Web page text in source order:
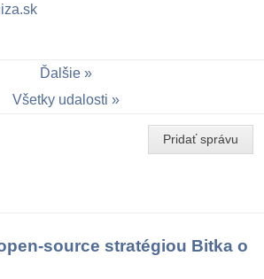
Ďalšie
Všetky udalosti
Pridať správu
source stratégiou Bitka o